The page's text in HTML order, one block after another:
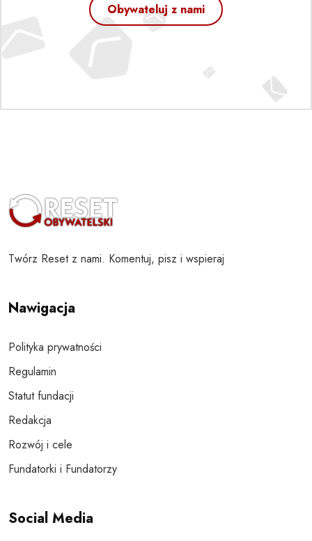
Obywateluj z nami
Twórz Reset z nami. Komentuj, pisz i wspieraj
Nawigacja
Polityka prywatności
Regulamin
Statut fundacji
Redakcja
Rozwój i cele
Fundatorki i Fundatorzy
Social Media